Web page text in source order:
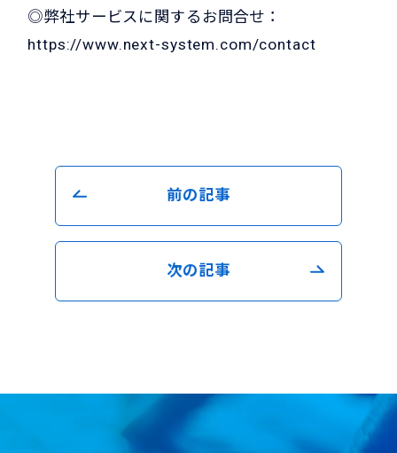
◎弊社サービスに関するお問合せ：
https://www.next-system.com/contact
前の記事
次の記事